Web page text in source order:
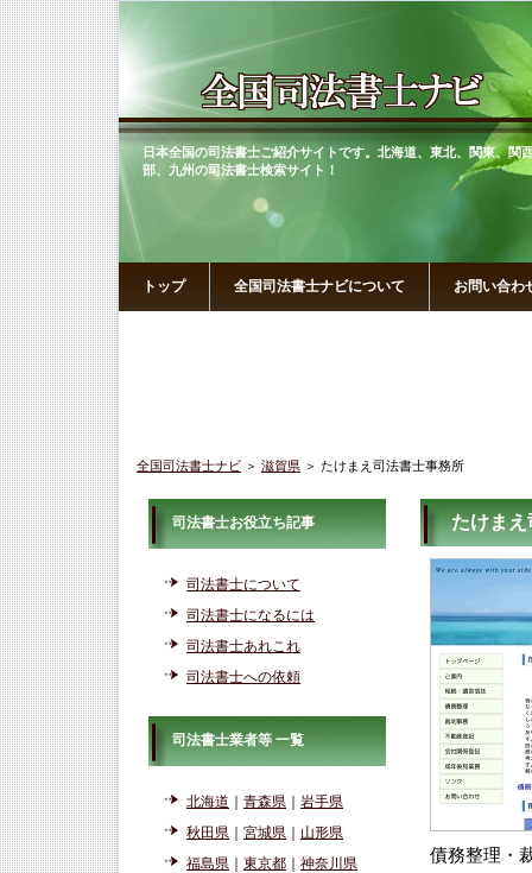
日本全国の司法書士ご紹介サイトです。北海道、東北、関東、関
部、九州の司法書士検索サイト！
トップ 全国司法書士ナビについて お問い合わ
全国司法書士ナビ ＞ 滋賀県 ＞ たけまえ司法書士事務所
たけま
債務整理・
司法書士お役立ち記事
司法書士について
司法書士になるには
司法書士あれこれ
司法書士への依頼
司法書士業者等 一覧
北海道 青森県
岩手県
秋田県
宮城県
山形県
福島県
東京都
神奈川県